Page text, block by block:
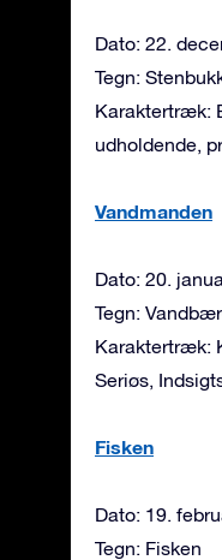
Dato: 22.
Tegn:
Karaktertræk:
udholdende,
Vandmanden
Dato: 20.
Tegn:
Karaktertræk:
Seriøs,
Fisken
Dato: 19.
Tegn: Fisken